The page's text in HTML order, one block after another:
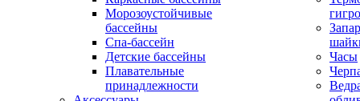
Морозоустойчивые
бассейны
Спа-бассейн
Детские бассейны
Плавательные
принадлежности
Часы